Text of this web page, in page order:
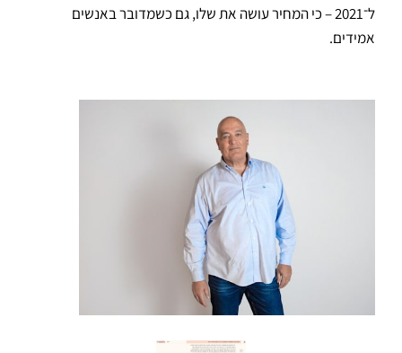
ל־2021 – כי המחיר עושה את שלו, גם כשמדובר באנשים
אמידים.